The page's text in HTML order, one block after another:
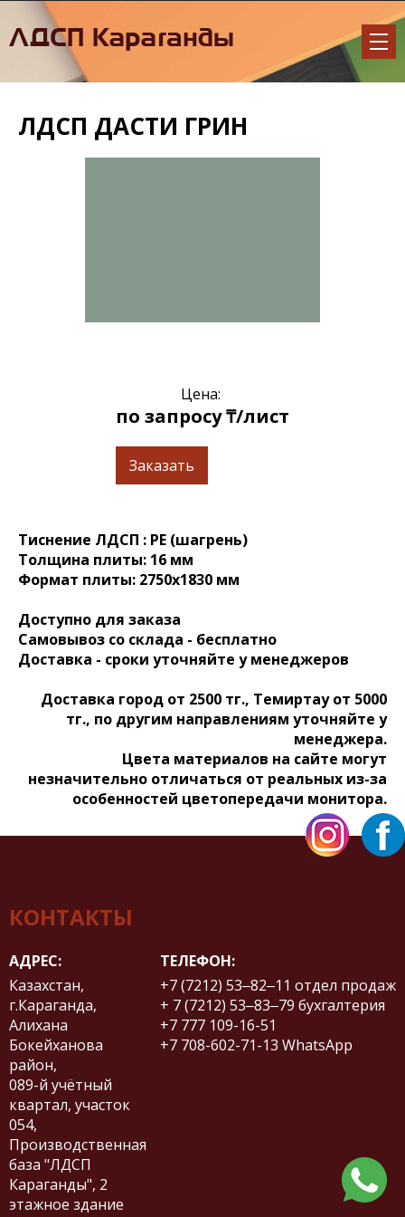
ЛДСП ДАСТИ ГРИН
Цена:
по запросу ₸/лист
Заказать
Тиснение ЛДСП : PE (шагрень)
Толщина плиты: 16 мм
Формат плиты: 2750x1830 мм
Доступно для заказа
Самовывоз со склада - бесплатно
Доставка - сроки уточняйте у менеджеров
Доставка город от 2500 тг., Темиртау от 5000
тг., по другим направлениям уточняйте у
менеджера.
Цвета материалов на сайте могут
незначительно отличаться от реальных из-за
особенностей цветопередачи монитора.
КОНТАКТЫ
АДРЕС:
Казахстан,
г.Караганда,
Алихана
Бокейханова
район,
​089-й учётный
квартал, участок
054,
Производственная
база "ЛДСП
Караганды", 2
этажное здание
ТЕЛЕФОН:
+7 (7212) 53‒82‒11 отдел продаж
+ 7 (7212) 53‒83‒79 бухгалтерия
+7 777 109-16-51
+7 708-602-71-13 WhatsApp